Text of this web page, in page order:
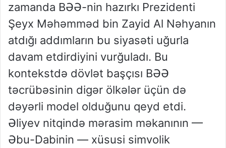
zamanda BƏƏ-nin hazırkı Prezidenti
Şeyx Məhəmməd bin Zayid Al Nəhyanın
atdığı addımların bu siyasəti uğurla
davam etdirdiyini vurğuladı. Bu
kontekstdə dövlət başçısı BƏƏ
təcrübəsinin digər ölkələr üçün də
dəyərli model olduğunu qeyd etdi.
Əliyev nitqində mərasim məkanının —
Əbu-Dabinin — xüsusi simvolik